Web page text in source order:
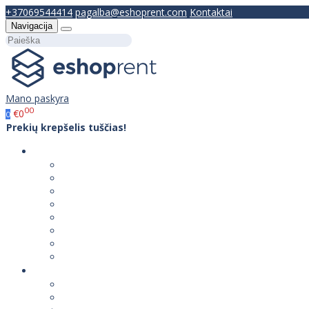
+37069544414 pagalba@eshoprent.com Kontaktai
Navigacija
Mano paskyra
0 €000
Prekių krepšelis tuščias!